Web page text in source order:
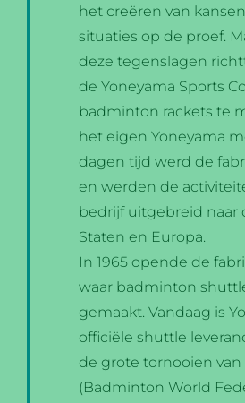
het creëren van
situaties op de proef.
deze tegenslagen
de Yoneyama Sports
badminton rackets te
het eigen Yoneyama
dagen tijd werd de
en werden de
bedrijf uitgebreid naar
Staten en Europa.
In 1965 opende de
waar badminton
gemaakt. Vandaag is
officiële shuttle
de grote tornooien van
(Badminton World